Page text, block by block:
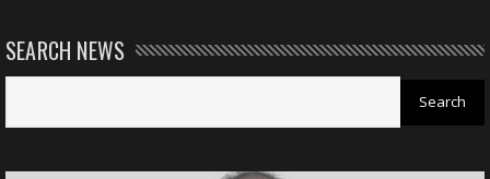
SEARCH NEWS